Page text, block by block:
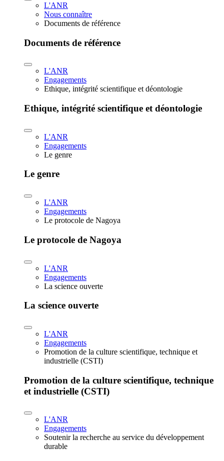
L'ANR
Nous connaître
Documents de référence
Documents de référence
L'ANR
Engagements
Ethique, intégrité scientifique et déontologie
Ethique, intégrité scientifique et déontologie
L'ANR
Engagements
Le genre
Le genre
L'ANR
Engagements
Le protocole de Nagoya
Le protocole de Nagoya
L'ANR
Engagements
La science ouverte
La science ouverte
L'ANR
Engagements
Promotion de la culture scientifique, technique et
industrielle (CSTI)
Promotion de la culture scientifique, technique
et industrielle (CSTI)
L'ANR
Engagements
Soutenir la recherche au service du développement
durable